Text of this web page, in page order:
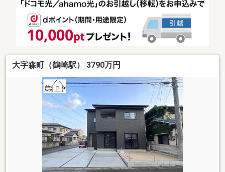
大字森町（鶴崎駅） 3790万円